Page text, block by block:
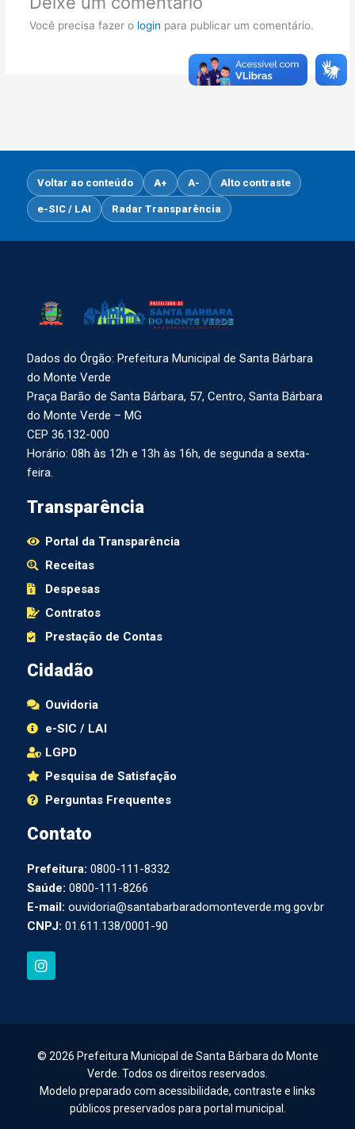
Você precisa fazer o login para publicar um comentário.
Voltar ao conteúdo A+ A- Alto contraste
e-SIC / LAI Radar Transparência
Dados do Órgão: Prefeitura Municipal de Santa Bárbara
do Monte Verde
Praça Barão de Santa Bárbara, 57, Centro, Santa Bárbara
do Monte Verde – MG
CEP 36.132-000
Horário: 08h às 12h e 13h às 16h, de segunda a sexta-
feira.
Transparência
Portal da Transparência
Receitas
Despesas
Contratos
Prestação de Contas
Cidadão
Ouvidoria
e-SIC / LAI
LGPD
Pesquisa de Satisfação
Perguntas Frequentes
Contato
Prefeitura: 0800-111-8332
Saúde: 0800-111-8266
E-mail: ouvidoria@santabarbaradomonteverde.mg.gov.br
CNPJ: 01.611.138/0001-90
I
n
g
a
© 2026 Prefeitura Municipal de Santa Bárbara do Monte
Verde. Todos os direitos reservados.
Modelo preparado com acessibilidade, contraste e links
públicos preservados para portal municipal.